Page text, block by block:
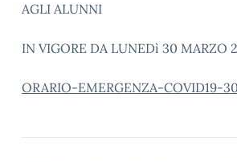
AGLI ALUNNI
IN VIGORE DA LUNEDì 30 MARZO
ORARIO-EMERGENZA-COVID19-